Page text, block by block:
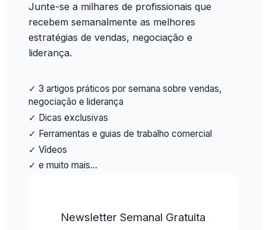
Junte-se a milhares de profissionais que
recebem semanalmente as melhores
estratégias de vendas, negociação e
liderança.
✓ 3 artigos práticos por semana sobre vendas,
negociação e liderança
✓ Dicas exclusivas
✓ Ferramentas e guias de trabalho comercial
✓ Vídeos
✓ e muito mais…
Newsletter Semanal Gratuita